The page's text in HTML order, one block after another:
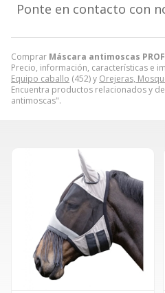
Comprar Máscara antimoscas
Precio, información, características e
Equipo caballo (452) y Orejeras,
Encuentra productos relacionados y
antimoscas".
Ponte en contacto con